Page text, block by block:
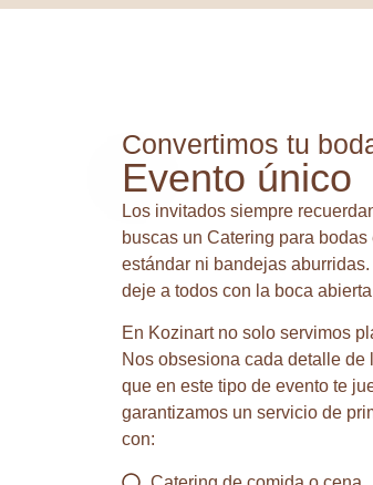
Convertimos tu
Evento único
Los invitados siempre
buscas un Catering para
estándar ni bandejas
deje a todos con la boca
En Kozinartno solo servimos
Nos obsesiona cada detalle
que en este tipo de evento te
garantizamos un servicio de
con: